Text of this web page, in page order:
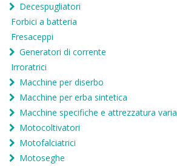
Decespugliatori
Forbici a batteria
Fresaceppi
Generatori di corrente
Irroratrici
Macchine per diserbo
Macchine per erba sintetica
Macchine specifiche e attrezzatura varia
Motocoltivatori
Motofalciatrici
Motoseghe